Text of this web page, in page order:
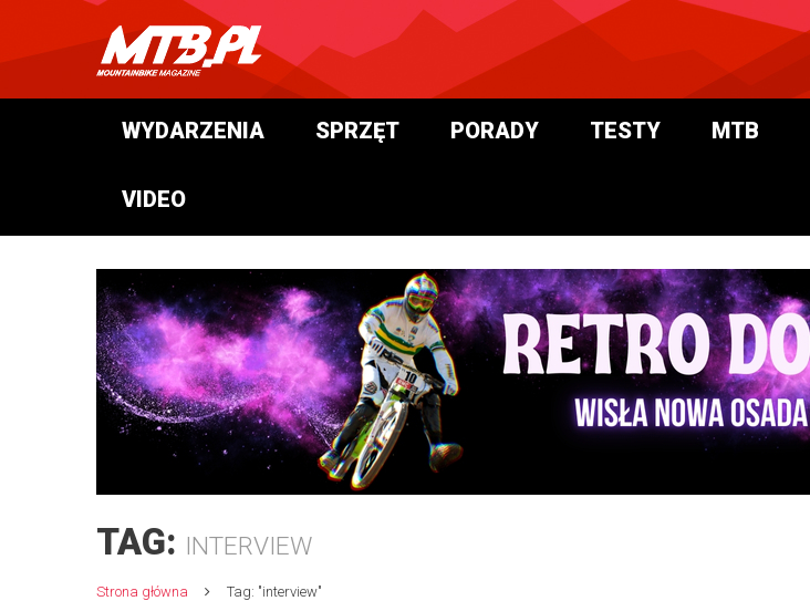
WYDARZENIA SPRZĘT PORADY TESTY MTB
VIDEO
TAG: INTERVIEW
Strona główna Tag: "interview"